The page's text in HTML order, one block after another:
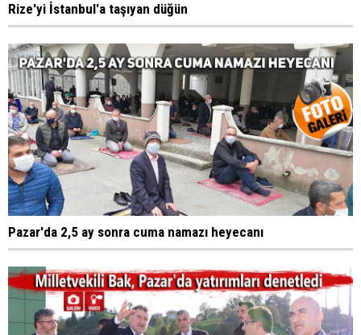
Rize'yi İstanbul'a taşıyan düğün
Pazar'da 2,5 ay sonra cuma namazı heyecanı